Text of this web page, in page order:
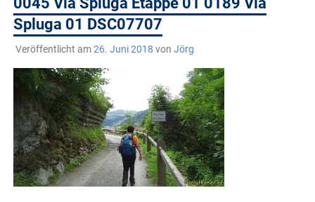
Spluga 01 DSC07707
Veröffentlicht am26. Juni 2018 von Jörg